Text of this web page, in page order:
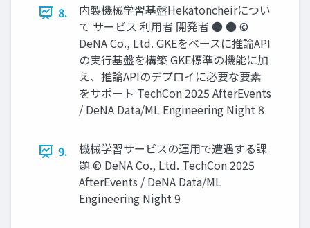
8.
内製機械学習基盤Hekatoncheirについ
て サービス 利用者 開発者 ● ● ©
DeNA Co., Ltd. GKEをベースに推論API
の実行基盤を構築 GKE標準の機能に加
え、推論APIのデプロイに必要な要素
をサポート TechCon 2025 AfterEvents
/ DeNA Data/ML Engineering Night 8
9.
機械学習サービスの運用で遭遇する課
題 © DeNA Co., Ltd. TechCon 2025
AfterEvents / DeNA Data/ML
Engineering Night 9